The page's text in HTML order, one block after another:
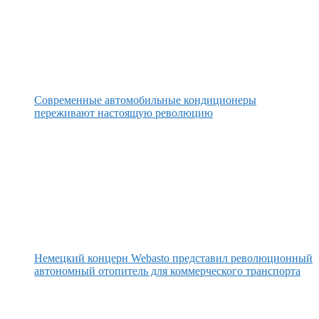
Современные автомобильные кондиционеры
переживают настоящую революцию
Немецкий концерн Webasto представил революционный
автономный отопитель для коммерческого транспорта